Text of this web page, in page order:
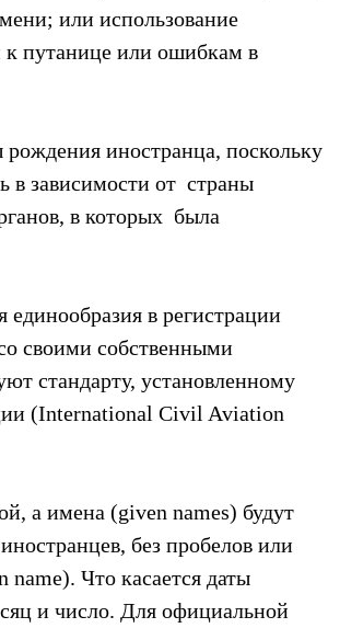
или использование
к путанице или ошибкам в
иностранца, поскольку
в зависимости от  страны
в которых  была
в регистрации
своими собственными
стандарту, установленному
(International Civil Aviation
а имена (given names) будут
без пробелов или
Что касается даты
и число. Для официальной